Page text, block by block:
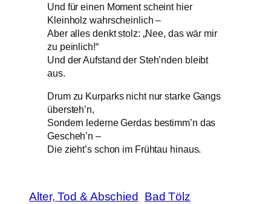
Und für einen Moment scheint hier
Kleinholz wahrscheinlich –
Aber alles denkt stolz: „Nee, das wär mir
zu peinlich!“
Und der Aufstand der Steh’nden bleibt
aus.
Drum zu Kurparks nicht nur starke Gangs
übersteh’n,
Sondern lederne Gerdas bestimm’n das
Gescheh’n –
Die zieht’s schon im Frühtau hinaus.
Alter, Tod & Abschied Bad Tölz